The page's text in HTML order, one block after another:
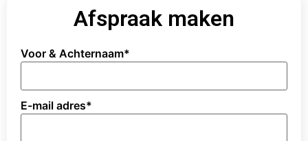
Afspraak maken
Voor & Achternaam*
E-mail adres*